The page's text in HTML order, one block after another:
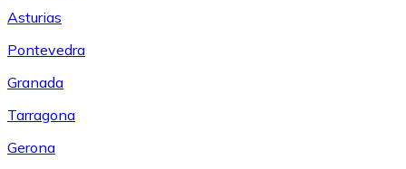
Asturias
Pontevedra
Granada
Tarragona
Gerona